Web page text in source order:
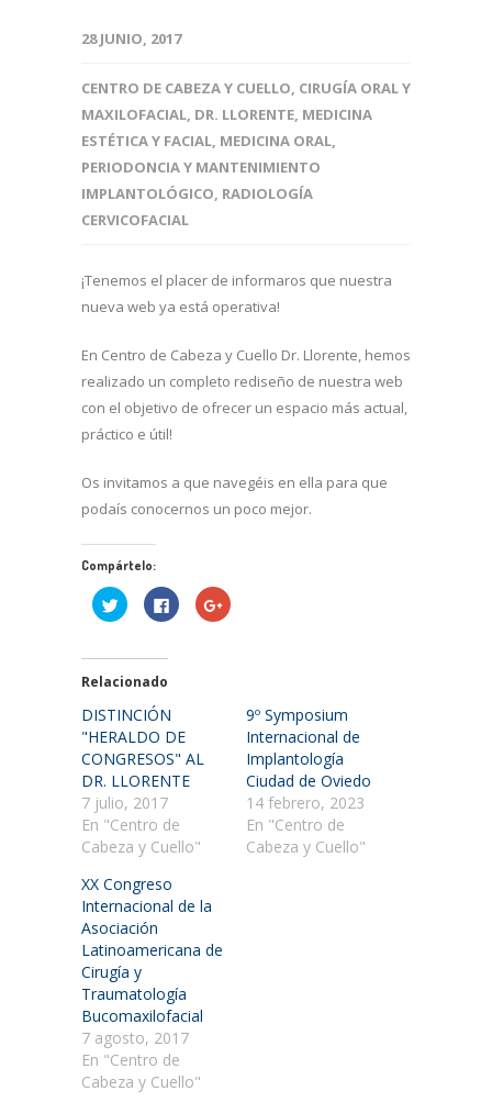
28 JUNIO, 2017
CENTRO DE CABEZA Y CUELLO, CIRUGÍA ORAL Y
MAXILOFACIAL, DR. LLORENTE, MEDICINA
ESTÉTICA Y FACIAL, MEDICINA ORAL,
PERIODONCIA Y MANTENIMIENTO
IMPLANTOLÓGICO, RADIOLOGÍA
CERVICOFACIAL
¡Tenemos el placer de informaros que nuestra
nueva web ya está operativa!
En Centro de Cabeza y Cuello Dr. Llorente, hemos
realizado un completo rediseño de nuestra web
con el objetivo de ofrecer un espacio más actual,
práctico e útil!
Os invitamos a que navegéis en ella para que
podaís conocernos un poco mejor.
Compártelo:
Haz
clic
(Se
abre
en
una
ventana
nueva)
Haz
clic
ventana
nueva)
Haz
clic
ventana
nueva)
Relacionado
DISTINCIÓN
"HERALDO DE
CONGRESOS" AL
DR. LLORENTE
7 julio, 2017
En "Centro de
Cabeza y Cuello"
9º Symposium
Internacional de
Implantología
Ciudad de Oviedo
14 febrero, 2023
En "Centro de
Cabeza y Cuello"
XX Congreso
Internacional de la
Asociación
Latinoamericana de
Cirugía y
Traumatología
Bucomaxilofacial
7 agosto, 2017
En "Centro de
Cabeza y Cuello"